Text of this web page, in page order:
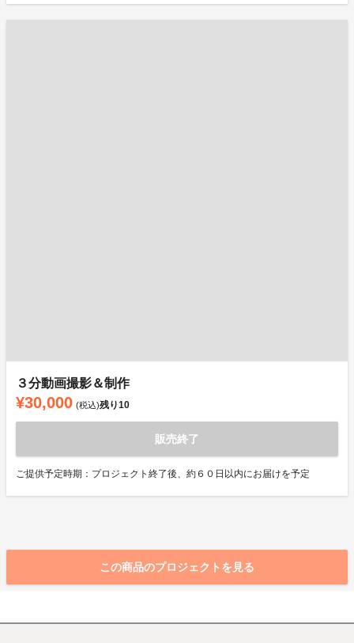
３分動画撮影＆制作
¥30,000 (税込)残り10
販売終了
ご提供予定時期：プロジェクト終了後、約６０日以内にお届けを予定
この商品のプロジェクトを見る